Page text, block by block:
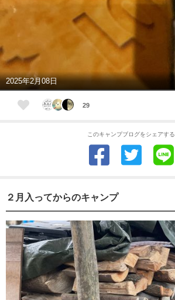
2025年2月08日
29
このキャンプブログをシェアする
２月入ってからのキャンプ